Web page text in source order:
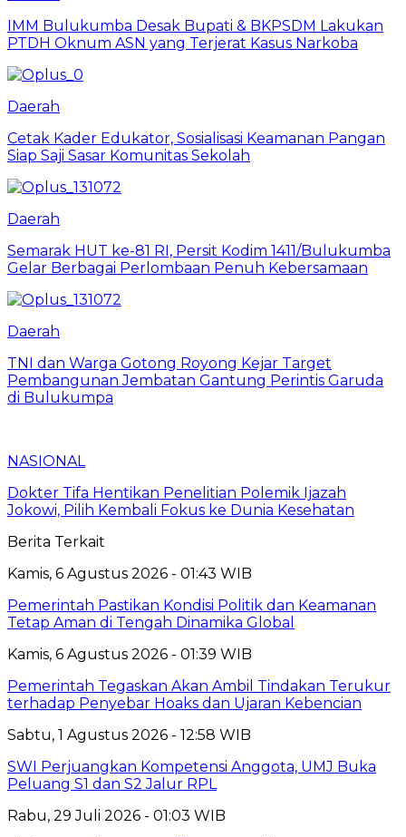
IMM Bulukumba Desak Bupati & BKPSDM Lakukan
PTDH Oknum ASN yang Terjerat Kasus Narkoba
Daerah
Cetak Kader Edukator, Sosialisasi Keamanan Pangan
Siap Saji Sasar Komunitas Sekolah
Daerah
Semarak HUT ke-81 RI, Persit Kodim 1411/Bulukumba
Gelar Berbagai Perlombaan Penuh Kebersamaan
Daerah
TNI dan Warga Gotong Royong Kejar Target
Pembangunan Jembatan Gantung Perintis Garuda
di Bulukumpa
NASIONAL
Dokter Tifa Hentikan Penelitian Polemik Ijazah
Jokowi, Pilih Kembali Fokus ke Dunia Kesehatan
Berita Terkait
Kamis, 6 Agustus 2026 - 01:43 WIB
Pemerintah Pastikan Kondisi Politik dan Keamanan
Tetap Aman di Tengah Dinamika Global
Kamis, 6 Agustus 2026 - 01:39 WIB
Pemerintah Tegaskan Akan Ambil Tindakan Terukur
terhadap Penyebar Hoaks dan Ujaran Kebencian
Sabtu, 1 Agustus 2026 - 12:58 WIB
SWI Perjuangkan Kompetensi Anggota, UMJ Buka
Peluang S1 dan S2 Jalur RPL
Rabu, 29 Juli 2026 - 01:03 WIB